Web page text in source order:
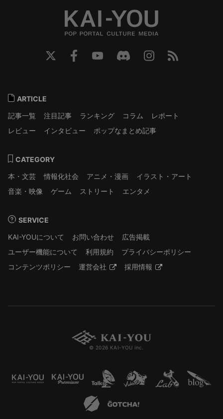
ARTICLE
記事一覧
注目記事 ランキング コラム
レポート
レビュー
インタビュー ポップなまとめ記事
CATEGORY
本・文芸
情報化社会 アニメ・漫画
イラスト・アート
音楽・映像
ゲーム ストリート エンタメ
SERVICE
KAI-YOUについて
お問い合わせ
広告掲載
ユーザー機能について
利用規約
プライバシーポリシー
コンテンツポリシー
運営会社 採用情報
© 2026 KAI-YOU inc.